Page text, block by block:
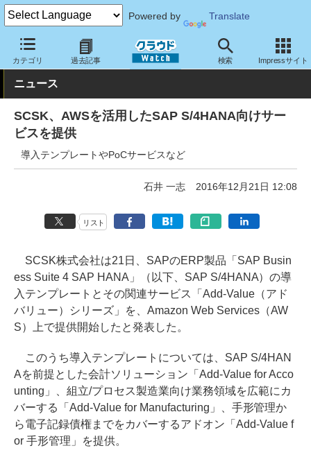
Powered by Translate
カテゴリ 過去記事 検索 Impressサイト
クラウド Watch サービス・ソフト サービス 導入支援
ニュース
SCSK、AWSを活用したSAP S/4HANA向けサー
ビスを提供
導入テンプレートやPoCサービスなど
石井 一志 2016年12月21日 12:08
リスト
SCSK株式会社は21日、SAPのERP製品「SAP Busin
ess Suite 4 SAP HANA」（以下、SAP S/4HANA）の導
入テンプレートとその関連サービス「Add-Value（アド
バリュー）シリーズ」を、Amazon Web Services（AW
S）上で提供開始したと発表した。
このうち導入テンプレートについては、SAP S/4HAN
Aを前提とした会計ソリューション「Add-Value for Acco
unting」、組立/プロセス製造業向け業務領域を広範にカ
バーする「Add-Value for Manufacturing」、手形管理か
ら電子記録債権までをカバーするアドオン「Add-Value f
or 手形管理」を提供。